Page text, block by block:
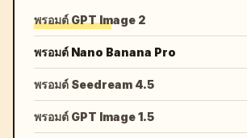
พรอมต์ GPT Image 2
พรอมต์ Nano Banana Pro
พรอมต์ Seedream 4.5
พรอมต์ GPT Image 1.5